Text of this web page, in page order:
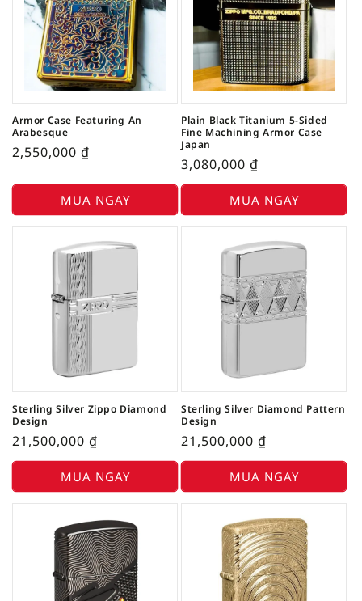
Armor Case Featuring An
Arabesque
2,550,000 ₫
MUA NGAY
Plain Black Titanium 5-Sided
Fine Machining Armor Case
Japan
3,080,000 ₫
MUA NGAY
Sterling Silver Zippo Diamond
Design
21,500,000 ₫
MUA NGAY
Sterling Silver Diamond Pattern
Design
21,500,000 ₫
MUA NGAY